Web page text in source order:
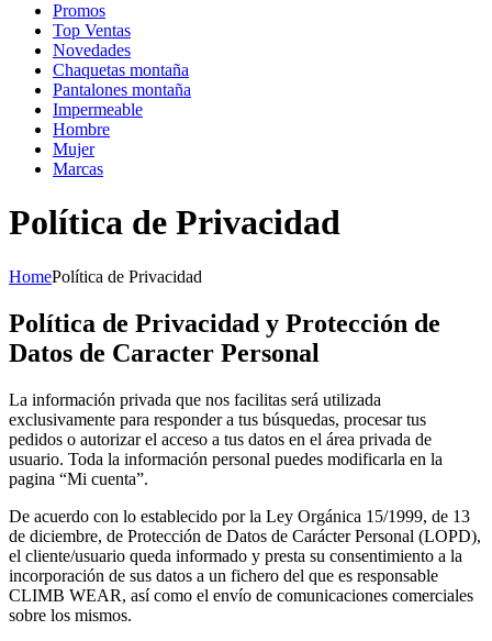
Promos
Top Ventas
Novedades
Chaquetas montaña
Pantalones montaña
Impermeable
Hombre
Mujer
Marcas
Política de Privacidad
HomePolítica de Privacidad
Política de Privacidad y Protección de
Datos de Caracter Personal
La información privada que nos facilitas será utilizada
exclusivamente para responder a tus búsquedas, procesar tus
pedidos o autorizar el acceso a tus datos en el área privada de
usuario. Toda la información personal puedes modificarla en la
pagina “Mi cuenta”.
De acuerdo con lo establecido por la Ley Orgánica 15/1999, de 13
de diciembre, de Protección de Datos de Carácter Personal (LOPD),
el cliente/usuario queda informado y presta su consentimiento a la
incorporación de sus datos a un fichero del que es responsable
CLIMB WEAR, así como el envío de comunicaciones comerciales
sobre los mismos.